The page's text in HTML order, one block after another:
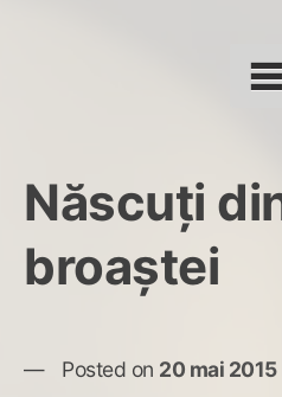
Născuți
broaștei
Posted on 20 mai 2015